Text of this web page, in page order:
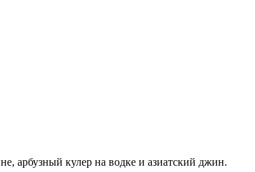
арбузный кулер на водке и азиатский джин.